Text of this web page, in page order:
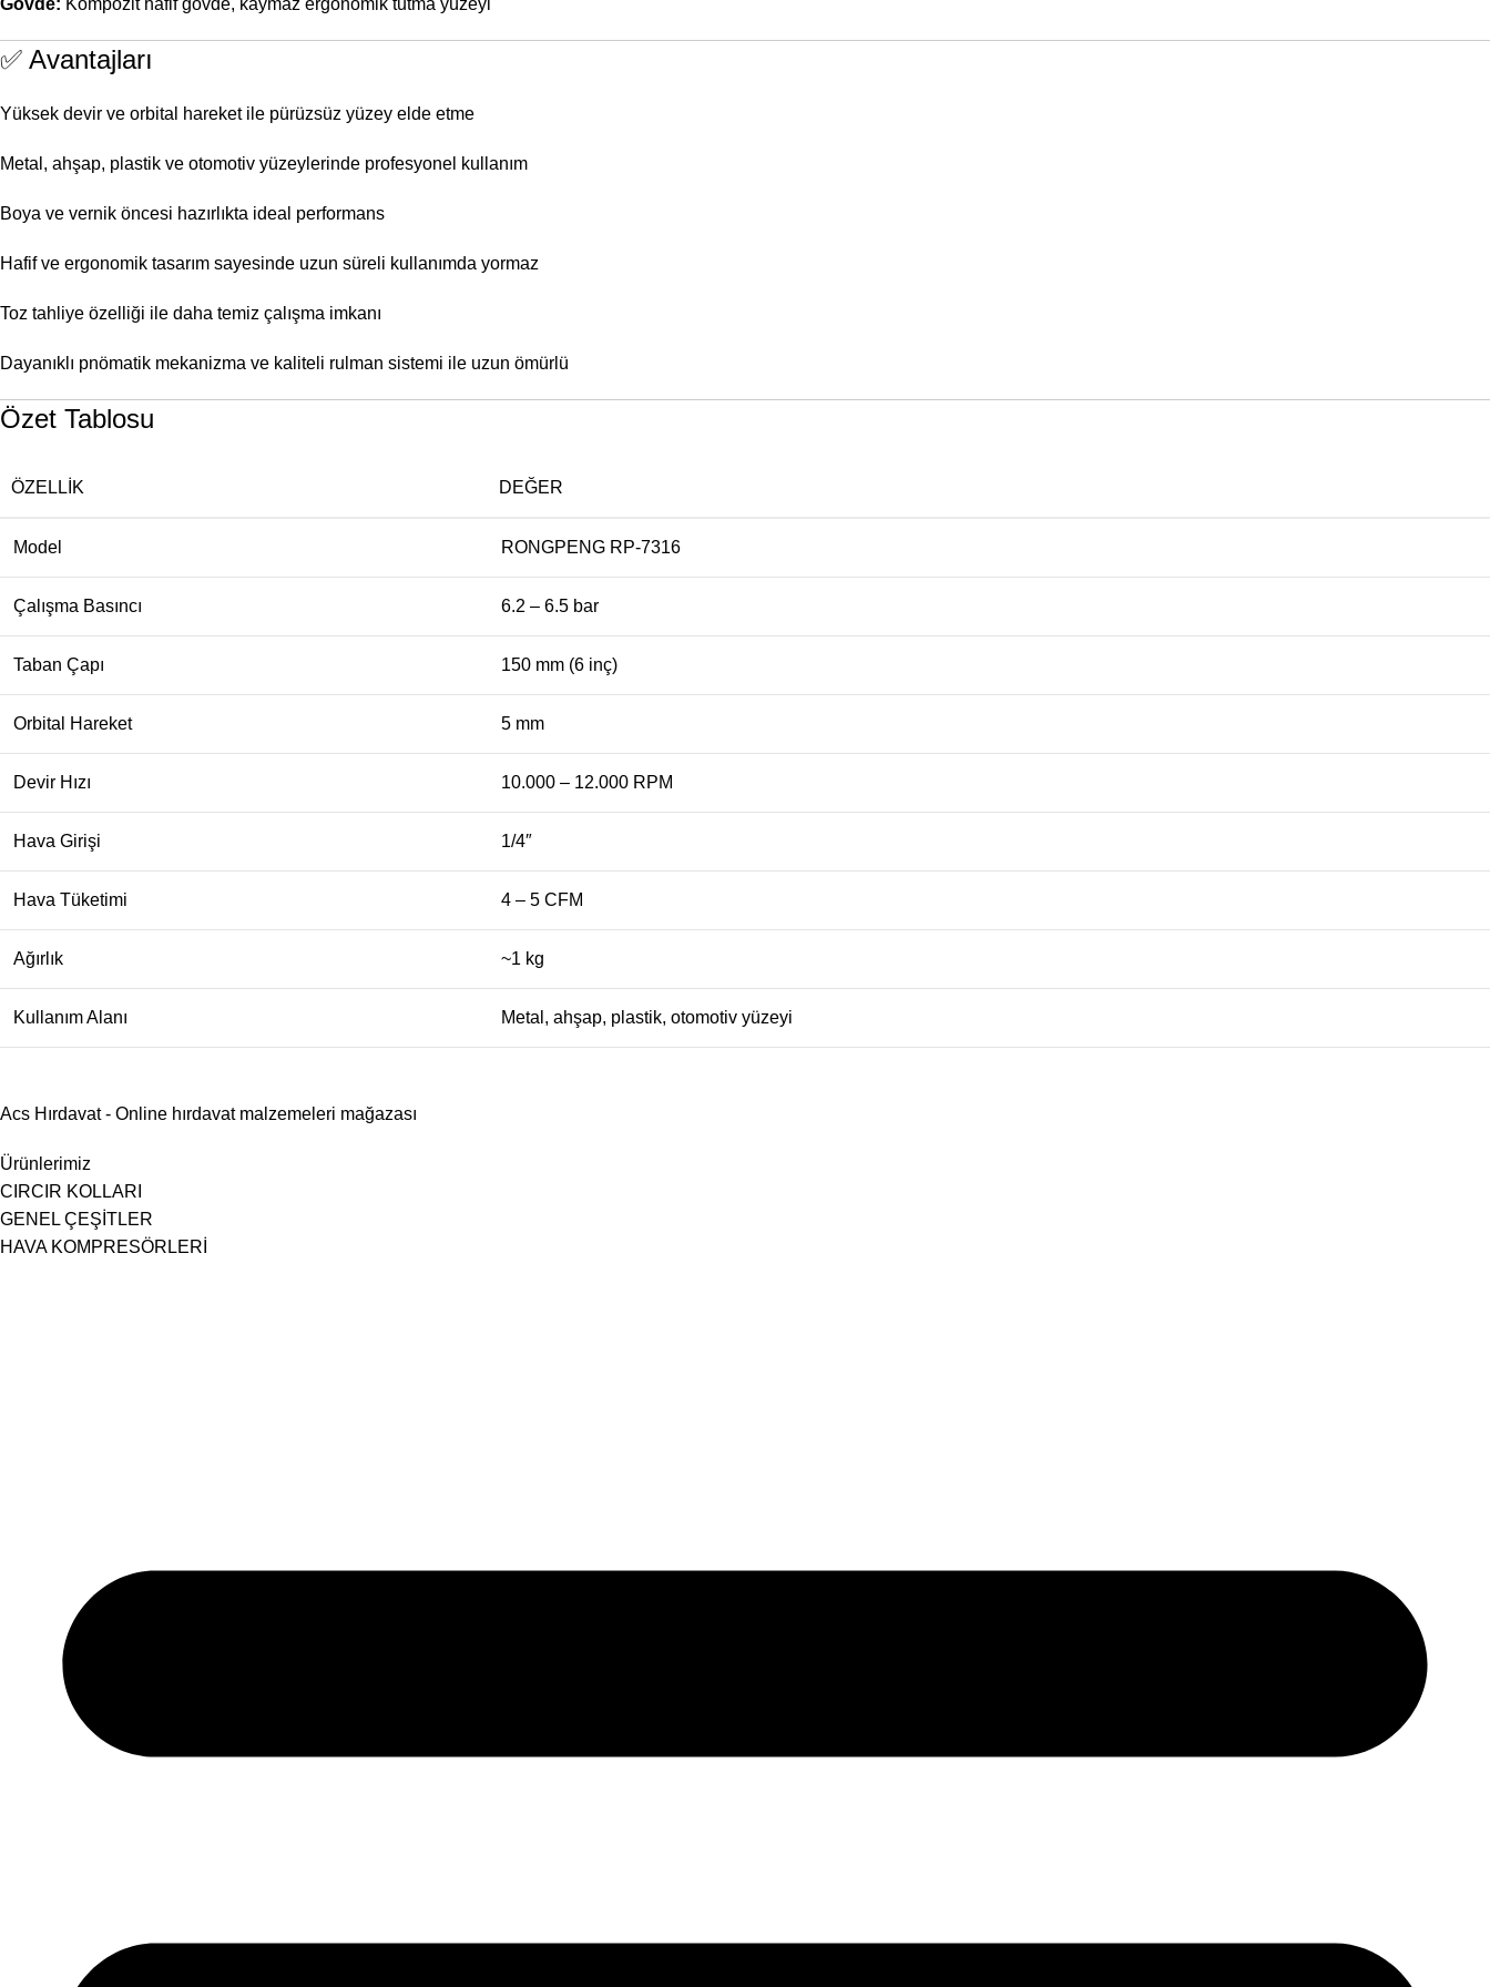
Gövde: Kompozit hafif gövde, kaymaz ergonomik tutma yüzeyi
✅ Avantajları
Yüksek devir ve orbital hareket ile pürüzsüz yüzey elde etme
Metal, ahşap, plastik ve otomotiv yüzeylerinde profesyonel kullanım
Boya ve vernik öncesi hazırlıkta ideal performans
Hafif ve ergonomik tasarım sayesinde uzun süreli kullanımda yormaz
Toz tahliye özelliği ile daha temiz çalışma imkanı
Dayanıklı pnömatik mekanizma ve kaliteli rulman sistemi ile uzun ömürlü
Özet Tablosu
ÖZELLIK DEĞER
Model RONGPENG RP-7316
Çalışma Basıncı 6.2 – 6.5 bar
Taban Çapı 150 mm (6 inç)
Orbital Hareket 5 mm
Devir Hızı 10.000 – 12.000 RPM
Hava Girişi 1/4″
Hava Tüketimi 4 – 5 CFM
Ağırlık ~1 kg
Kullanım Alanı Metal, ahşap, plastik, otomotiv yüzeyi
Acs Hırdavat - Online hırdavat malzemeleri mağazası
Ürünlerimiz
CIRCIR KOLLARI
GENEL ÇEŞİTLER
HAVA KOMPRESÖRLERİ